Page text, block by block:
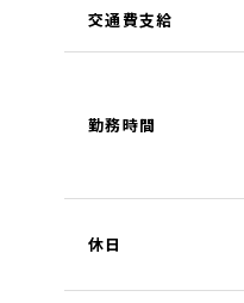
交通費支給
勤務時間
休日